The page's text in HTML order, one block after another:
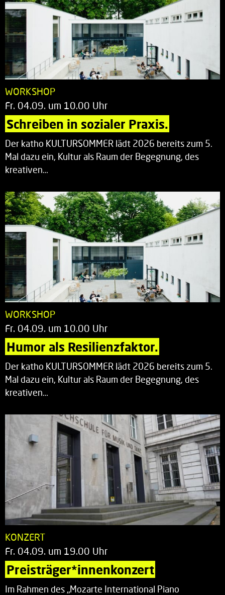
WORKSHOP
Fr. 04.09. um 10.00 Uhr
Schreiben in sozialer Praxis.
Der katho KULTURSOMMER lädt 2026 bereits zum 5.
Mal dazu ein, Kultur als Raum der Begegnung, des
kreativen…
WORKSHOP
Fr. 04.09. um 10.00 Uhr
Humor als Resilienzfaktor.
Der katho KULTURSOMMER lädt 2026 bereits zum 5.
Mal dazu ein, Kultur als Raum der Begegnung, des
kreativen…
KONZERT
Fr. 04.09. um 19.00 Uhr
Preisträger*innenkonzert
Im Rahmen des „Mozarte International Piano